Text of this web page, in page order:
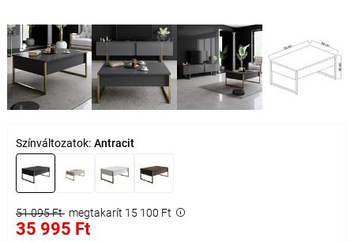
Színváltozatok: Antracit
51 095 Ft megtakarít 15 100 Ft
35 995 Ft